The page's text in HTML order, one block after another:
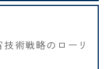
術戦略のローリ